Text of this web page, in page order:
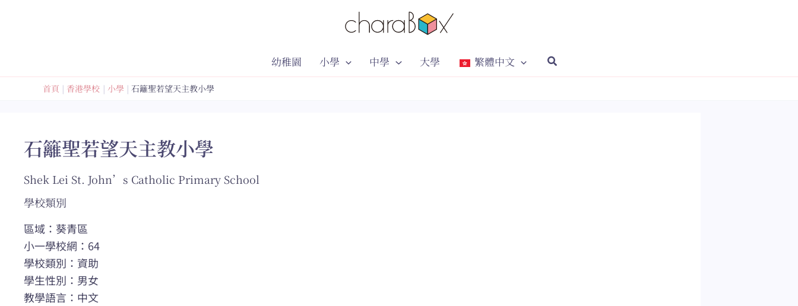
幼稚園 小學 中學 大學 繁體中文
首頁 香港學校 小學 石籬聖若望天主教小學
石籬聖若望天主教小學
Shek Lei St. John’s Catholic Primary School
學校類別
區域：葵青區
小一學校網：64
學校類別：資助
學生性別：男女
教學語言：中文